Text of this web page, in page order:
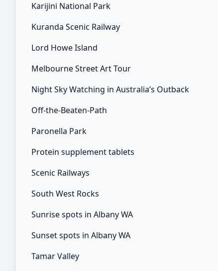
แรงงาน Copyright © 2009 All Rights Reserved.
Karijini National Park
Kuranda Scenic Railway
Lord Howe Island
Melbourne Street Art Tour
Night Sky Watching in Australia’s Outback
Off-the-Beaten-Path
Paronella Park
Protein supplement tablets
Scenic Railways
South West Rocks
Sunrise spots in Albany WA
Sunset spots in Albany WA
Tamar Valley